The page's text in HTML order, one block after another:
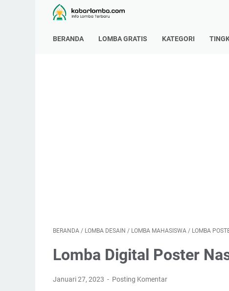
BERANDA LOMBA GRATIS KATEGORI
BERANDA / LOMBA DESAIN / LOMBA MAHASISWA / LOMBA
Lomba Digital Poster
Januari 27, 2023 Posting Komentar